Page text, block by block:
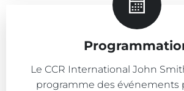
Le CCR International John
programme des événements